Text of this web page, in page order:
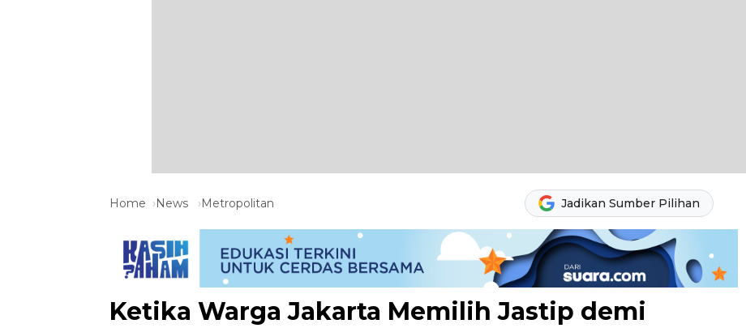
Home News Metropolitan Jadikan Sumber Pilihan
Ketika Warga Jakarta Memilih Jastip demi